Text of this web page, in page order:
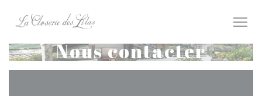
Nous contacter